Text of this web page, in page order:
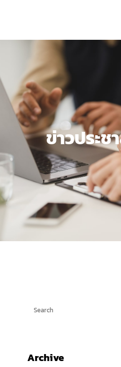
ข่าวประ
cArchive